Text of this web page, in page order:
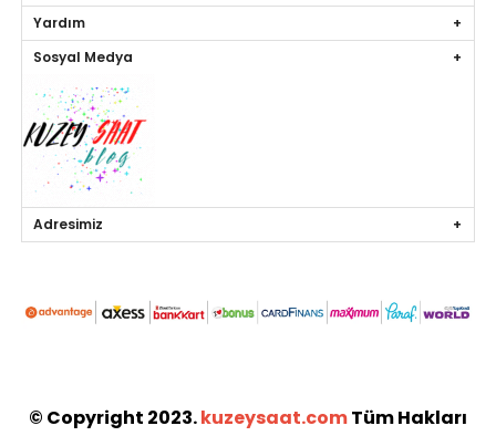
Yardım
Sosyal Medya
Adresimiz
© Copyright 2023.kuzeysaat.comTüm Hakları